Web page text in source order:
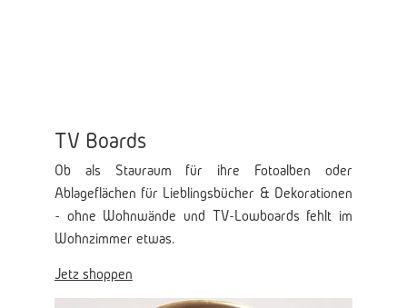
TV Boards
Ob als Stauraum für ihre Fotoalben oder
Ablageflächen für Lieblingsbücher & Dekorationen
- ohne Wohnwände und TV-Lowboards fehlt im
Wohnzimmer etwas.
Jetz shoppen